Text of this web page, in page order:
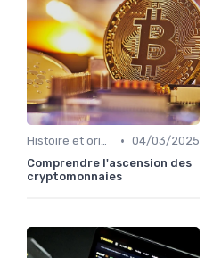
Histoire et origines des cryptomonnaies • 04/03/2025
Comprendre l'ascension des
cryptomonnaies